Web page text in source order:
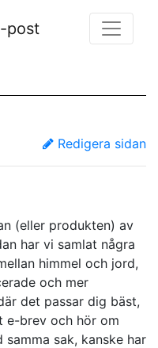
post
Redigera sidan
(eller produkten) av
har vi samlat några
himmel och jord,
och mer
det passar dig bäst,
e-brev och hör om
sak, kanske har